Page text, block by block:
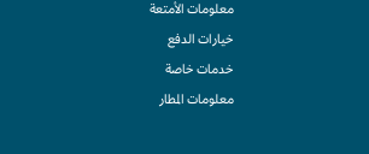
معلومات الأمتعة
خيارات الدفع
خدمات خاصة
معلومات المطار